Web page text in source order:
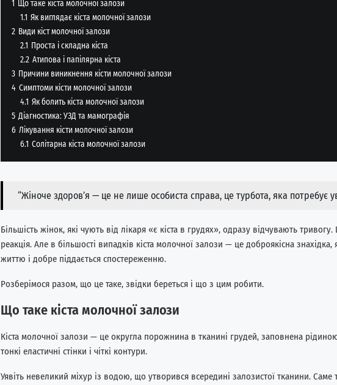
1 Що таке кіста молочної залози
1.1 Як виглядає кіста молочної залози
2 Види кіст молочної залози
2.1 Проста і складна кіста
2.2 Атипова і папілярна кіста
3 Причини виникнення кісти молочної залози
4 Симптоми кісти молочної залози
4.1 Як болить кіста молочної залози
5 Діагностика: УЗД та мамографія
6 Лікування кісти молочної залози
6.1 Солітарна кіста молочної залози
“Жіноче здоров’я — це не лише особиста справа, це турбота, яка потребує
Більшість жінок, які чують від лікаря «є кіста в грудях», одразу відчувають
реакція. Але в більшості випадків кіста молочної залози — це доброякісна
життю і добре піддається спостереженню.
Розберімося разом, що це таке, звідки береться і що з цим робити.
Що таке кіста молочної залози
Кіста молочної залози — це округла порожнина в тканині грудей, заповнена
тонкі еластичні стінки і чіткі контури.
Уявіть невеликий міхур із водою, що утворився всередині залозистої тканини. Саме